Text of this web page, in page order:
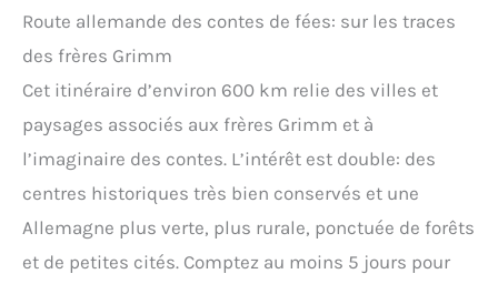
Route allemande des contes de fées: sur les traces
des frères Grimm
Cet itinéraire d’environ 600 km relie des villes et
paysages associés aux frères Grimm et à
l’imaginaire des contes. L’intérêt est double: des
centres historiques très bien conservés et une
Allemagne plus verte, plus rurale, ponctuée de forêts
et de petites cités. Comptez au moins 5 jours pour